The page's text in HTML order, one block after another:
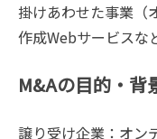
掛けあわせた事業（
作成Webサービスな
M&Aの目的・背
譲り受け企業：オン